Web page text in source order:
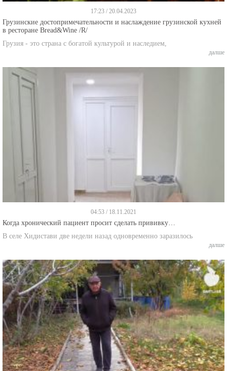
17:23 / 20.04.2023
Грузинские достопримечательности и наслаждение грузинской кухней
в ресторане Bread&Wine /R/
Грузия - это страна с богатой культурой и наследием,
далше
04:53 / 18.11.2021
Когда хронический пациент просит сделать прививку…
В селе Хидистави две недели назад одновременно заразилось
далше